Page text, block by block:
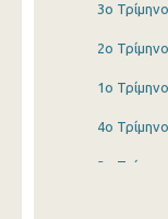
3o
2o
1o
4o
3o